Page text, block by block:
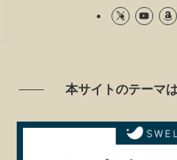
本サイトのテーマ